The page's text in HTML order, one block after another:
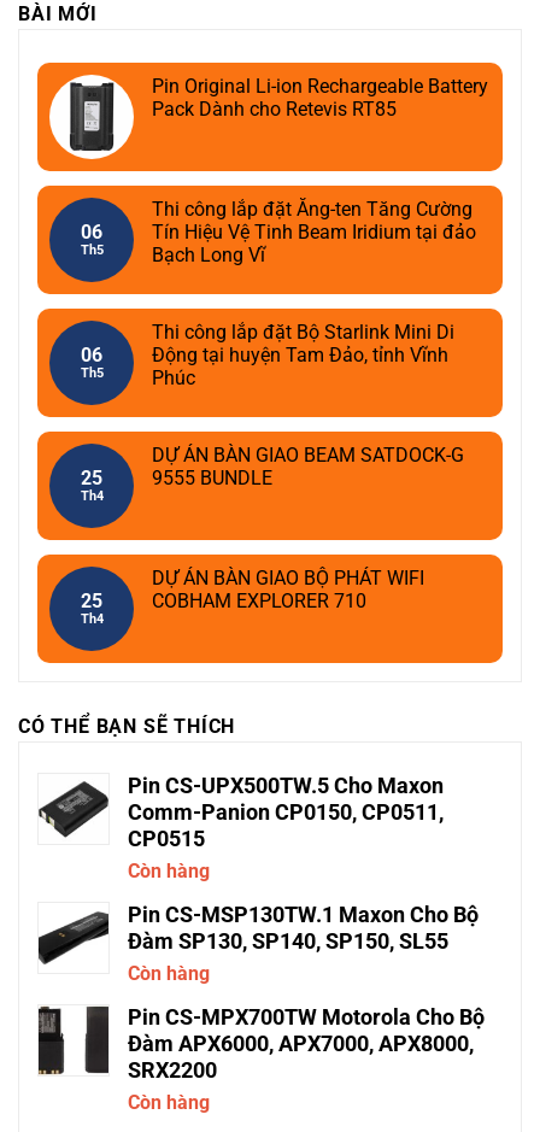
BÀI MỚI
Pin Original Li-ion Rechargeable Battery
Pack Dành cho Retevis RT85
06
Th5
Thi công lắp đặt Ăng-ten Tăng Cường
Tín Hiệu Vệ Tinh Beam Iridium tại đảo
Bạch Long Vĩ
06
Th5
Thi công lắp đặt Bộ Starlink Mini Di
Động tại huyện Tam Đảo, tỉnh Vĩnh
Phúc
25
Th4
DỰ ÁN BÀN GIAO BEAM SATDOCK-G
9555 BUNDLE
25
Th4
DỰ ÁN BÀN GIAO BỘ PHÁT WIFI
COBHAM EXPLORER 710
CÓ THỂ BẠN SẼ THÍCH
Pin CS-UPX500TW.5 Cho Maxon
Comm-Panion CP0150, CP0511,
CP0515
Còn hàng
Pin CS-MSP130TW.1 Maxon Cho Bộ
Đàm SP130, SP140, SP150, SL55
Còn hàng
Pin CS-MPX700TW Motorola Cho Bộ
Đàm APX6000, APX7000, APX8000,
SRX2200
Còn hàng